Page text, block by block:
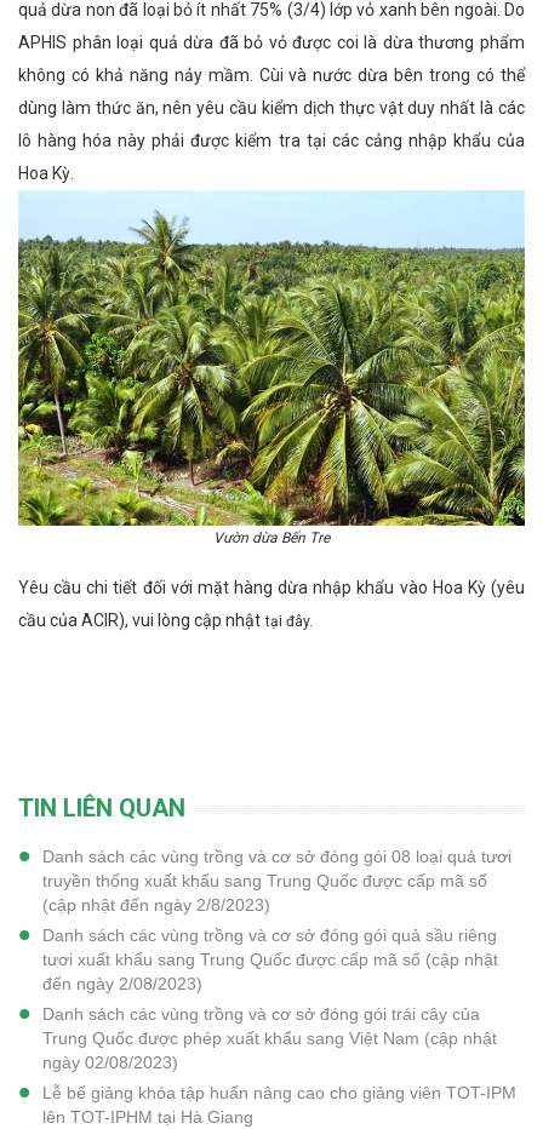
quả dừa non đã loại bỏ ít nhất 75% (3/4) lớp vỏ xanh bên ngoài. Do
APHIS phân loại quả dừa đã bỏ vỏ được coi là dừa thương phẩm
không có khả năng nảy mầm. Cùi và nước dừa bên trong có thể
dùng làm thức ăn, nên yêu cầu kiểm dịch thực vật duy nhất là các
lô hàng hóa này phải được kiểm tra tại các cảng nhập khẩu của
Hoa Kỳ.
Vườn dừa Bến Tre
Yêu cầu chi tiết đối với mặt hàng dừa nhập khẩu vào Hoa Kỳ (yêu
cầu của ACIR), vui lòng cập nhật tại đây.
TIN LIÊN QUAN
Danh sách các vùng trồng và cơ sở đóng gói 08 loại quả tươi
truyền thống xuất khẩu sang Trung Quốc được cấp mã số
(cập nhật đến ngày 2/8/2023)
Danh sách các vùng trồng và cơ sở đóng gói quả sầu riêng
tươi xuất khẩu sang Trung Quốc được cấp mã số (cập nhật
đến ngày 2/08/2023)
Danh sách các vùng trồng và cơ sở đóng gói trái cây của
Trung Quốc được phép xuất khẩu sang Việt Nam (cập nhật
ngày 02/08/2023)
Lễ bế giảng khóa tập huấn nâng cao cho giảng viên TOT-IPM
lên TOT-IPHM tại Hà Giang